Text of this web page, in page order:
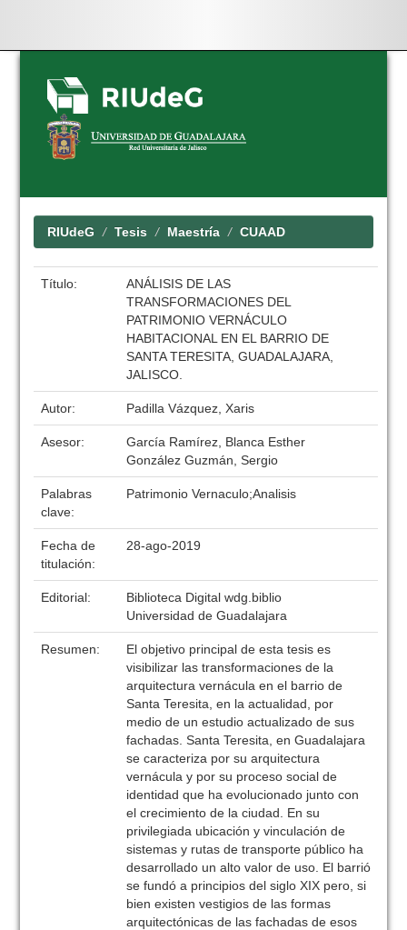
Skip
navigation
RIUdeG Tesis Maestría CUAAD
Título:
ANÁLISIS DE LAS
TRANSFORMACIONES DEL
PATRIMONIO VERNÁCULO
HABITACIONAL EN EL BARRIO DE
SANTA TERESITA, GUADALAJARA,
JALISCO.
Autor: Padilla Vázquez, Xaris
Asesor:
García Ramírez, Blanca Esther
González Guzmán, Sergio
Palabras
clave:
Patrimonio Vernaculo;Analisis
Fecha de
titulación:
28-ago-2019
Editorial:
Biblioteca Digital wdg.biblio
Universidad de Guadalajara
Resumen:
El objetivo principal de esta tesis es
visibilizar las transformaciones de la
arquitectura vernácula en el barrio de
Santa Teresita, en la actualidad, por
medio de un estudio actualizado de sus
fachadas. Santa Teresita, en Guadalajara
se caracteriza por su arquitectura
vernácula y por su proceso social de
identidad que ha evolucionado junto con
el crecimiento de la ciudad. En su
privilegiada ubicación y vinculación de
sistemas y rutas de transporte público ha
desarrollado un alto valor de uso. El barrió
se fundó a principios del siglo XIX pero, si
bien existen vestigios de las formas
arquitectónicas de las fachadas de esos